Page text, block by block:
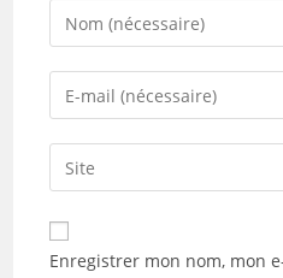
Enter
your
name
comment
Enter
your
email
address
comment
Saisir
l’URL
de
votre
Enregistrer mon nom, mon